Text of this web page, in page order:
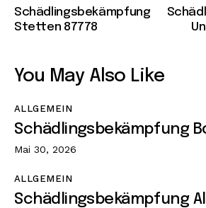
Schädlingsbekämpfung
Stetten 87778
You May Also Like
ALLGEMEIN
Schädlingsbekämpfung
Mai 30, 2026
ALLGEMEIN
Schädlingsbekämpfung